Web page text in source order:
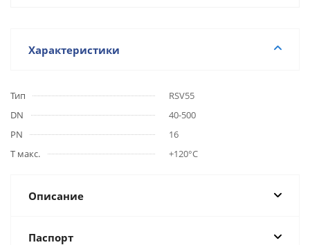
Характеристики
Тип
RSV55
DN
40-500
PN
16
Т макс.
+120°С
Описание
Паспорт